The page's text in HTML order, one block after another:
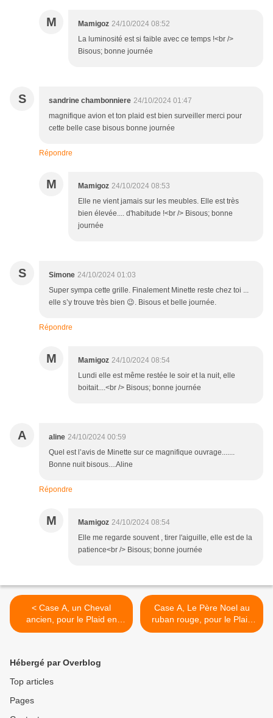
M Mamigoz 24/10/2024 08:52
La luminosité est si faible avec ce temps !<br />
Bisous; bonne journée
S sandrine chambonniere 24/10/2024 01:47
magnifique avion et ton plaid est bien surveiller merci pour
cette belle case bisous bonne journée
Répondre
M Mamigoz 24/10/2024 08:53
Elle ne vient jamais sur les meubles. Elle est très
bien élevée.... d'habitude !<br /> Bisous; bonne
journée
S Simone 24/10/2024 01:03
Super sympa cette grille. Finalement Minette reste chez toi ...
elle s’y trouve très bien 😉. Bisous et belle journée.
Répondre
M Mamigoz 24/10/2024 08:54
Lundi elle est même restée le soir et la nuit, elle
boitait....<br /> Bisous; bonne journée
A aline 24/10/2024 00:59
Quel est l’avis de Minette sur ce magnifique ouvrage.......
Bonne nuit bisous....Aline
Répondre
M Mamigoz 24/10/2024 08:54
Elle me regarde souvent , tirer l'aiguille, elle est de la
patience<br /> Bisous; bonne journée
< Case A, un Cheval
ancien, pour le Plaid en
Fêtes
Case A, Le Père Noel au
ruban rouge, pour le Plaid
en Fêtes >
Hébergé par Overblog
Top articles
Pages